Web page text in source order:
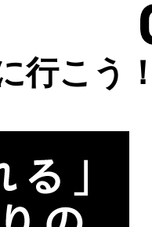
行こう